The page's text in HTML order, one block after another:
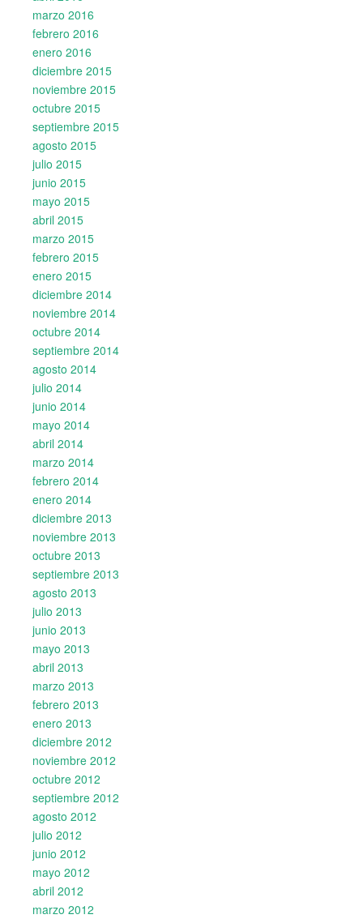
marzo 2016
febrero 2016
enero 2016
diciembre 2015
noviembre 2015
octubre 2015
septiembre 2015
agosto 2015
julio 2015
junio 2015
mayo 2015
abril 2015
marzo 2015
febrero 2015
enero 2015
diciembre 2014
noviembre 2014
octubre 2014
septiembre 2014
agosto 2014
julio 2014
junio 2014
mayo 2014
abril 2014
marzo 2014
febrero 2014
enero 2014
diciembre 2013
noviembre 2013
octubre 2013
septiembre 2013
agosto 2013
julio 2013
junio 2013
mayo 2013
abril 2013
marzo 2013
febrero 2013
enero 2013
diciembre 2012
noviembre 2012
octubre 2012
septiembre 2012
agosto 2012
julio 2012
junio 2012
mayo 2012
abril 2012
marzo 2012